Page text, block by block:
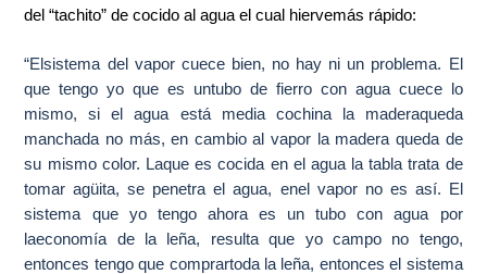
del “tachito” de cocido al agua el cual hiervemás rápido:
“Elsistema del vapor cuece bien, no hay ni un problema. El
que tengo yo que es untubo de fierro con agua cuece lo
mismo, si el agua está media cochina la maderaqueda
manchada no más, en cambio al vapor la madera queda de
su mismo color. Laque es cocida en el agua la tabla trata de
tomar agüita, se penetra el agua, enel vapor no es así. El
sistema que yo tengo ahora es un tubo con agua por
laeconomía de la leña, resulta que yo campo no tengo,
entonces tengo que comprartoda la leña, entonces el sistema